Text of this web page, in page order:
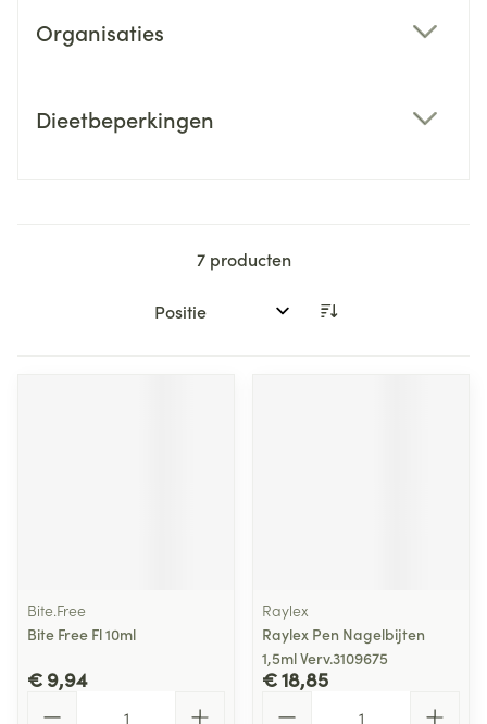
Organisaties
Dieetbeperkingen
7producten
Sorteer op:
Bite.Free
Bite Free Fl 10ml
€ 9,94
Raylex
Raylex Pen Nagelbijten
1,5ml Verv.3109675
€ 18,85